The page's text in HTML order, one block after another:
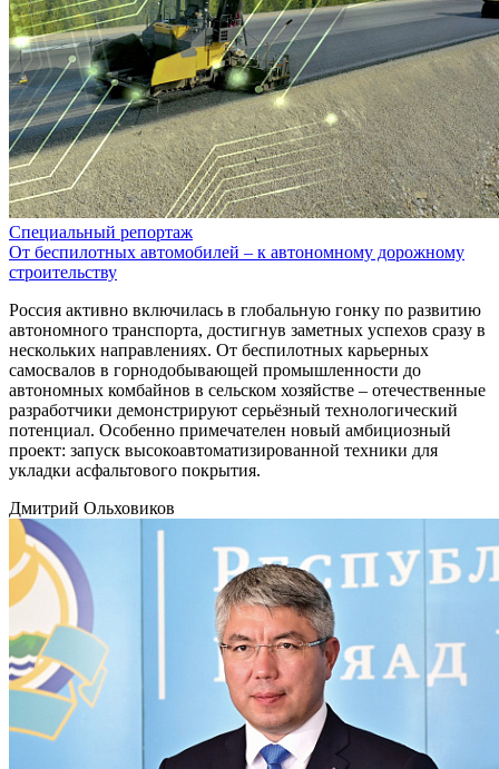
Специальный репортаж
От беспилотных автомобилей – к автономному дорожному
строительству
Россия активно включилась в глобальную гонку по развитию
автономного транспорта, достигнув заметных успехов сразу в
нескольких направлениях. От беспилотных карьерных
самосвалов в горнодобывающей промышленности до
автономных комбайнов в сельском хозяйстве – отечественные
разработчики демонстрируют серьёзный технологический
потенциал. Особенно примечателен новый амбициозный
проект: запуск высокоавтоматизированной техники для
укладки асфальтового покрытия.
Дмитрий Ольховиков